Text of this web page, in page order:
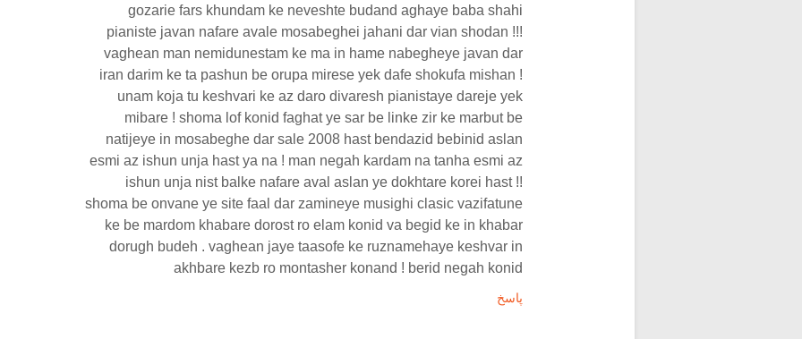
gozarie fars khundam ke neveshte budand aghaye baba shahi
pianiste javan nafare avale mosabeghei jahani dar vian shodan !!!
vaghean man nemidunestam ke ma in hame nabegheye javan dar
iran darim ke ta pashun be orupa mirese yek dafe shokufa mishan !
unam koja tu keshvari ke az daro divaresh pianistaye dareje yek
mibare ! shoma lof konid faghat ye sar be linke zir ke marbut be
natijeye in mosabeghe dar sale 2008 hast bendazid bebinid aslan
esmi az ishun unja hast ya na ! man negah kardam na tanha esmi az
ishun unja nist balke nafare aval aslan ye dokhtare korei hast !!
shoma be onvane ye site faal dar zamineye musighi clasic vazifatune
ke be mardom khabare dorost ro elam konid va begid ke in khabar
dorugh budeh . vaghean jaye taasofe ke ruznamehaye keshvar in
akhbare kezb ro montasher konand ! berid negah konid
پاسخ